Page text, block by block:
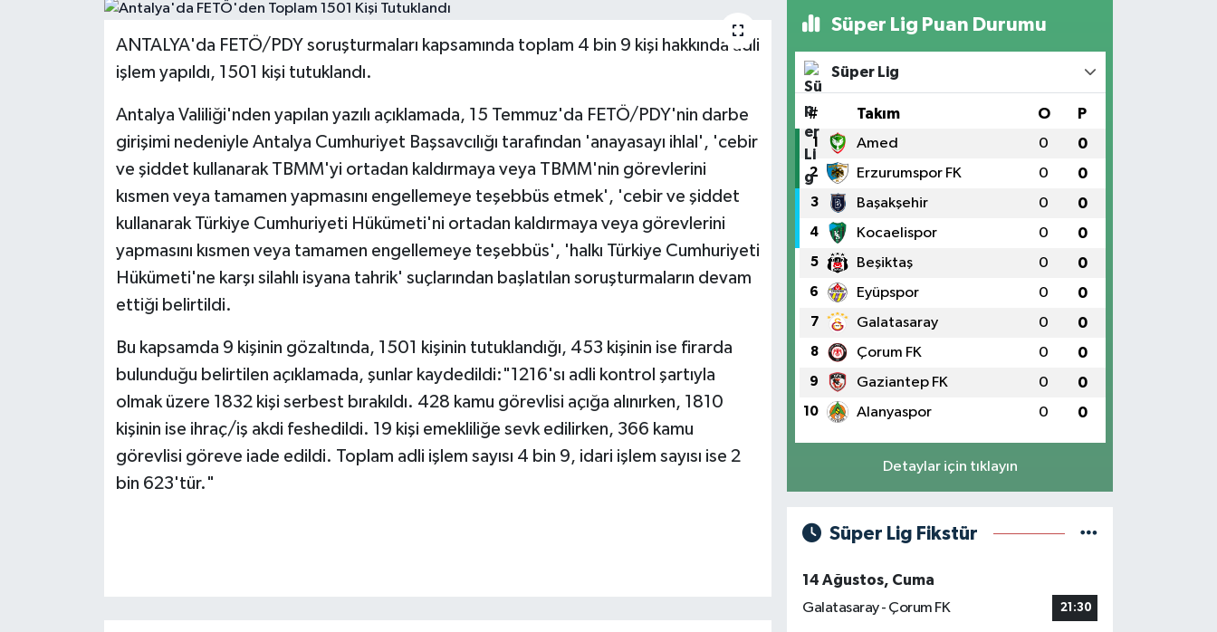
ANTALYA'da FETÖ/PDY soruşturmaları kapsamında toplam 4 bin 9 kişi hakkında adli
işlem yapıldı, 1501 kişi tutuklandı.
Antalya Valiliği'nden yapılan yazılı açıklamada, 15 Temmuz'da FETÖ/PDY'nin darbe
girişimi nedeniyle Antalya Cumhuriyet Başsavcılığı tarafından 'anayasayı ihlal', 'cebir
ve şiddet kullanarak TBMM'yi ortadan kaldırmaya veya TBMM'nin görevlerini
kısmen veya tamamen yapmasını engellemeye teşebbüs etmek', 'cebir ve şiddet
kullanarak Türkiye Cumhuriyeti Hükümeti'ni ortadan kaldırmaya veya görevlerini
yapmasını kısmen veya tamamen engellemeye teşebbüs', 'halkı Türkiye Cumhuriyeti
Hükümeti'ne karşı silahlı isyana tahrik' suçlarından başlatılan soruşturmaların devam
ettiği belirtildi.
Bu kapsamda 9 kişinin gözaltında, 1501 kişinin tutuklandığı, 453 kişinin ise firarda
bulunduğu belirtilen açıklamada, şunlar kaydedildi:"1216'sı adli kontrol şartıyla
olmak üzere 1832 kişi serbest bırakıldı. 428 kamu görevlisi açığa alınırken, 1810
kişinin ise ihraç/iş akdi feshedildi. 19 kişi emekliliğe sevk edilirken, 366 kamu
görevlisi göreve iade edildi. Toplam adli işlem sayısı 4 bin 9, idari işlem sayısı ise 2
bin 623'tür."
Süper Lig Puan Durumu
Süper Lig
# Takım O P
1 Amed 0 0
2 Erzurumspor FK 0 0
3 Başakşehir 0 0
4 Kocaelispor 0 0
5 Beşiktaş 0 0
6 Eyüpspor 0 0
7 Galatasaray 0 0
8 Çorum FK 0 0
9 Gaziantep FK 0 0
10 Alanyaspor 0 0
Detaylar için tıklayın
Süper Lig Fikstür
14 Ağustos, Cuma
Galatasaray - Çorum FK
21:30